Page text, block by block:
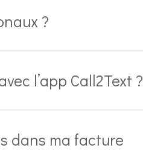
?
l’app Call2Text ?
dans ma facture